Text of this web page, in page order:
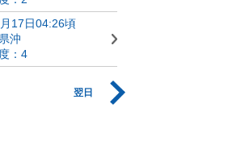
17日04:26頃
沖
：4
翌日